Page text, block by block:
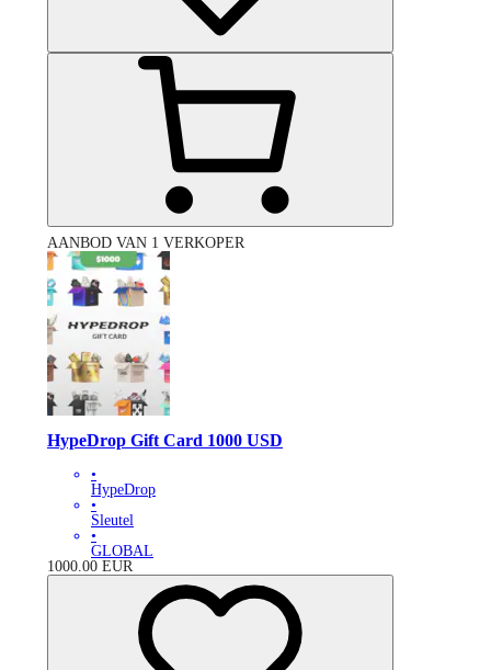
AANBOD VAN 1 VERKOPER
HypeDrop Gift Card 1000 USD
•
HypeDrop
•
Sleutel
•
GLOBAL
1000.00 EUR